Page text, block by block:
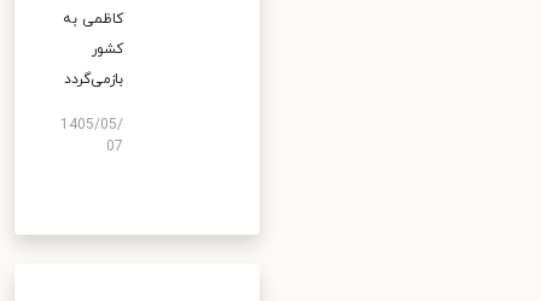
کاظمی به
کشور
بازمی‌گردد
1405/05/
07